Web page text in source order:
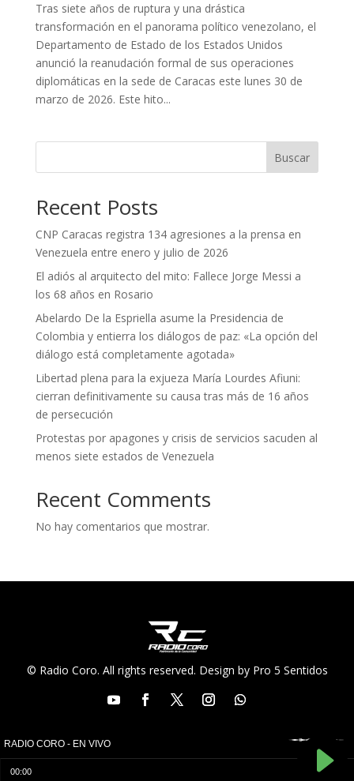
Tras siete años de ruptura y una drástica
transformación en el panorama político venezolano, el
Departamento de Estado de los Estados Unidos
anunció la reanudación formal de sus operaciones
diplomáticas en la sede de Caracas este lunes 30 de
marzo de 2026. Este hito...
Buscar
Recent Posts
CNP Caracas registra 134 agresiones a la prensa en
Venezuela entre enero y julio de 2026
El adiós al arquitecto del mito: Fallece Jorge Messi a
los 68 años en Rosario
Abelardo De la Espriella asume la Presidencia de
Colombia y entierra los diálogos de paz: «La opción del
diálogo está completamente agotada»
Libertad plena para la exjueza María Lourdes Afiuni:
cierran definitivamente su causa tras más de 16 años
de persecución
Protestas por apagones y crisis de servicios sacuden al
menos siete estados de Venezuela
Recent Comments
No hay comentarios que mostrar.
© Radio Coro. All rights reserved. Design by Pro 5 Sentidos